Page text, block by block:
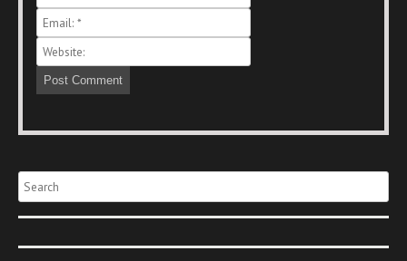
Search